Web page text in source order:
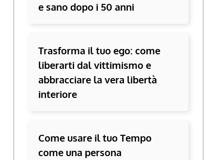
e sano dopo i 50 anni
Trasforma il tuo ego: come
liberarti dal vittimismo e
abbracciare la vera libertà
interiore
Come usare il tuo Tempo
come una persona